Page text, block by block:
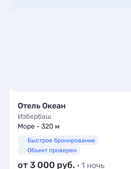
Отель Океан
Избербаш
Море - 320 м
Быстрое бронирование
Объект проверен
от 3 000 · 1 ночь